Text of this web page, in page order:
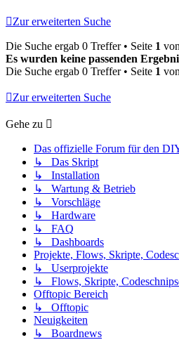
Zur erweiterten Suche
Die Suche ergab 0 Treffer • Seite 1 von
Es wurden keine passenden
Die Suche ergab 0 Treffer • Seite 1 von
Zur erweiterten Suche
Gehe zu
Das offizielle Forum für den
↳ Das Skript
↳ Installation
↳ Wartung & Betrieb
↳ Vorschläge
↳ Hardware
↳ FAQ
↳ Dashboards
Projekte, Flows, Skripte,
↳ Userprojekte
↳ Flows, Skripte,
Offtopic Bereich
↳ Offtopic
Neuigkeiten
↳ Boardnews